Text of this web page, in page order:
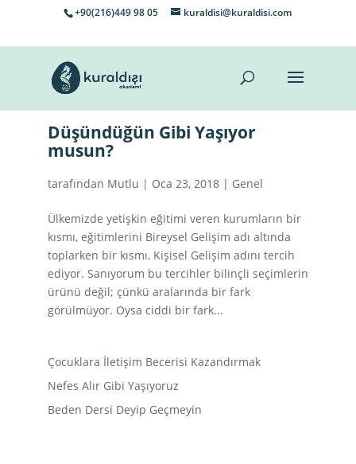
+90(216)449 98 05 kuraldisi@kuraldisi.com
Düşündüğün Gibi Yaşıyor
musun?
tarafından Mutlu | Oca 23, 2018| Genel
Ülkemizde yetişkin eğitimi veren kurumların bir
kısmı, eğitimlerini Bireysel Gelişim adı altında
toplarken bir kısmı, Kişisel Gelişim adını tercih
ediyor. Sanıyorum bu tercihler bilinçli seçimlerin
ürünü değil; çünkü aralarında bir fark
görülmüyor. Oysa ciddi bir fark...
Çocuklara İletişim Becerisi Kazandırmak
Nefes Alır Gibi Yaşıyoruz
Beden Dersi Deyip Geçmeyin